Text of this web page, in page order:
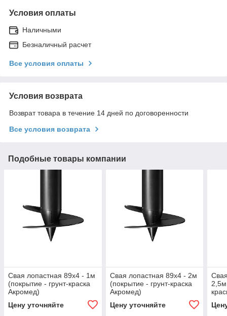
Условия оплаты
Наличными
Безналичный расчет
Все условия оплаты
Условия возврата
Возврат товара в течение 14 дней по договоренности
Все условия возврата
Подобные товары компании
Свая лопастная 89х4 - 1м
(покрытие - грунт-краска
Акромед)
Цену уточняйте
Свая лопастная 89х4 - 2м
(покрытие - грунт-краска
Акромед)
Цену уточняйте
2,5м